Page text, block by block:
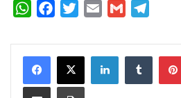
W
a
t
c
e
b
i
a
i
a
l
l
e
g